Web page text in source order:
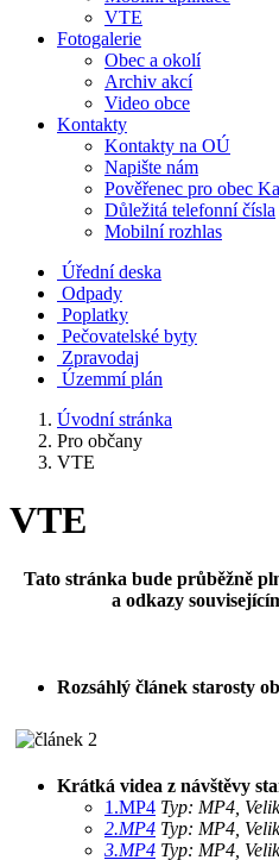
VTE
Fotogalerie
Obec a okolí
Archiv akcí
Video obce
Kontakty
Kontakty na OÚ
Napište nám
Pověřenec pro obec
Důležitá telefonní čísla
Mobilní rozhlas
Úřední deska
Odpady
Poplatky
Pečovatelské byty
Zpravodaj
Územmí plán
Úvodní stránka
Pro občany
VTE
VTE
Tato stránka bude průběžně
a odkazy
Rozsáhlý článek starosty
Krátká videa z návštěvy
1.MP4 Typ: MP4,
2.MP4 Typ: MP4,
3.MP4 Typ: MP4,